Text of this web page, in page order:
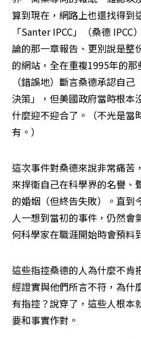
算到現在，網路上也還找得到
「Santer IPCC」（桑德
論的那一章報告、更別說是整
的網站，全在重複1995年的
（錯誤地）斷言桑德承認自
決策」，但美國政府當時根本
什麼迎不迎合了。（不光是當
有。）
這次事件對桑德來說非常痛苦
來捍衛自己在科學界的名譽、
的婚姻（但終告失敗）。直到
人一想到當初的事件，仍然會
何科學家在職涯開始時會預料
這些指控桑德的人為什麼不肯
經證實與他們所言不符，為什
有指控？說穿了，這些人根本
要和事實作對。